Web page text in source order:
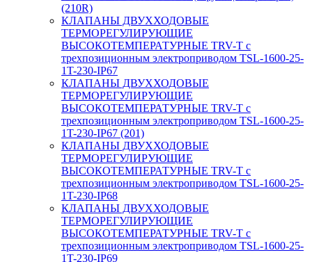
(210R)
КЛАПАНЫ ДВУХХОДОВЫЕ
ТЕРМОРЕГУЛИРУЮЩИЕ
ВЫСОКОТЕМПЕРАТУРНЫЕ TRV-T с
трехпозиционным электроприводом TSL-1600-25-
1T-230-IP67
КЛАПАНЫ ДВУХХОДОВЫЕ
ТЕРМОРЕГУЛИРУЮЩИЕ
ВЫСОКОТЕМПЕРАТУРНЫЕ TRV-T с
трехпозиционным электроприводом TSL-1600-25-
1T-230-IP67 (201)
КЛАПАНЫ ДВУХХОДОВЫЕ
ТЕРМОРЕГУЛИРУЮЩИЕ
ВЫСОКОТЕМПЕРАТУРНЫЕ TRV-T с
трехпозиционным электроприводом TSL-1600-25-
1T-230-IP68
КЛАПАНЫ ДВУХХОДОВЫЕ
ТЕРМОРЕГУЛИРУЮЩИЕ
ВЫСОКОТЕМПЕРАТУРНЫЕ TRV-T с
трехпозиционным электроприводом TSL-1600-25-
1T-230-IP69